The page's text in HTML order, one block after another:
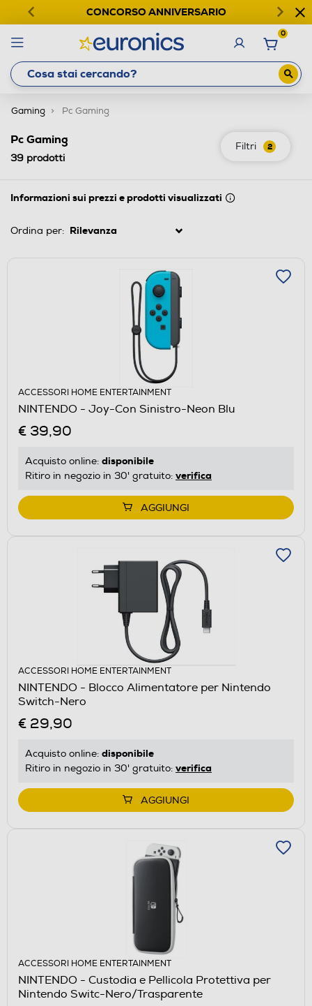
CONCORSO ANNIVERSARIO
0
Gaming Pc Gaming
Filtri 2
Pc Gaming
39 prodotti
Informazioni sui prezzi e prodotti visualizzati
Ordina per:
ACCESSORI HOME ENTERTAINMENT
NINTENDO - Joy-Con Sinistro-Neon Blu
€ 39,90
Acquisto online: disponibile
Ritiro in negozio in 30' gratuito: verifica
AGGIUNGI
ACCESSORI HOME ENTERTAINMENT
NINTENDO - Blocco Alimentatore per Nintendo
Switch-Nero
€ 29,90
Acquisto online: disponibile
Ritiro in negozio in 30' gratuito: verifica
AGGIUNGI
ACCESSORI HOME ENTERTAINMENT
NINTENDO - Custodia e Pellicola Protettiva per
Nintendo Switc-Nero/Trasparente